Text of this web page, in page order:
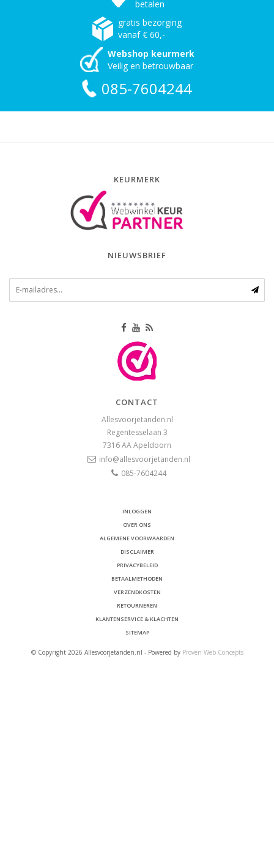
betalen
gratis bezorging
vanaf € 60,-
Webshop keurmerk
Veilig en betrouwbaar
085-7604244
KEURMERK
NIEUWSBRIEF
CONTACT
Allesvoorjetanden.nl
Regentesselaan 3
7316 AAApeldoorn
info@allesvoorjetanden.nl
085-7604244
INLOGGEN
OVER ONS
ALGEMENE VOORWAARDEN
DISCLAIMER
PRIVACYBELEID
BETAALMETHODEN
VERZENDKOSTEN
RETOURNEREN
KLANTENSERVICE & KLACHTEN
SITEMAP
© Copyright 2026 Allesvoorjetanden.nl - Powered by Proven Web Concepts